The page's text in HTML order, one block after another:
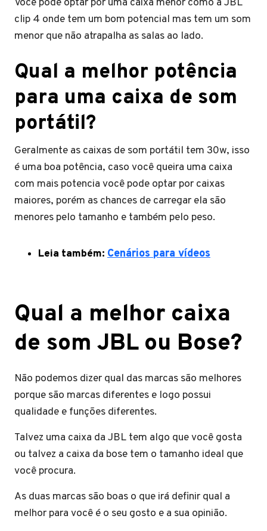
clip 4 onde tem um bom potencial mas tem um som
menor que não atrapalha as salas ao lado.
Qual a melhor potência
para uma caixa de som
portátil?
Geralmente as caixas de som portátil tem 30w, isso
é uma boa potência, caso você queira uma caixa
com mais potencia você pode optar por caixas
maiores, porém as chances de carregar ela são
menores pelo tamanho e também pelo peso.
Leia também: Cenários para vídeos
Qual a melhor caixa
de som JBL ou Bose?
Não podemos dizer qual das marcas são melhores
porque são marcas diferentes e logo possui
qualidade e funções diferentes.
Talvez uma caixa da JBL tem algo que você gosta
ou talvez a caixa da bose tem o tamanho ideal que
você procura.
As duas marcas são boas o que irá definir qual a
melhor para você é o seu gosto e a sua opinião.